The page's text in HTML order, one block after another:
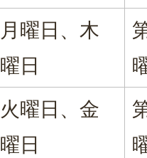
月曜日、木
曜日
火曜日、金
曜日